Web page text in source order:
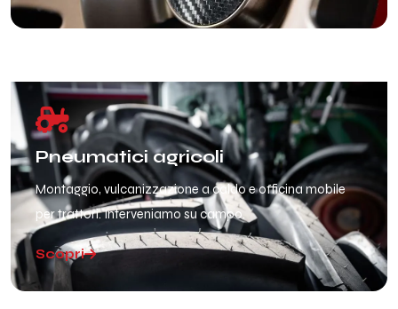
Pneumatici agricoli
Montaggio, vulcanizzazione a caldo e officina mobile
per trattori. Interveniamo su campo.
Scopri